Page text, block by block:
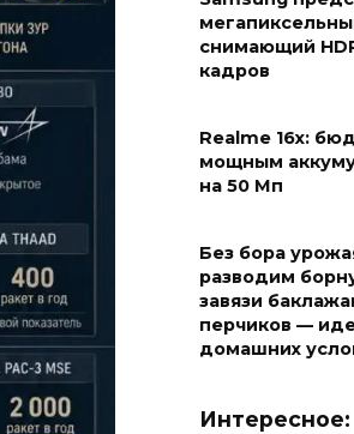
снимающий
кадров
Realme 16x:
мощным
на 50 Мп
Без бора
разводим
завязи
перчиков —
домашних
Интересное: